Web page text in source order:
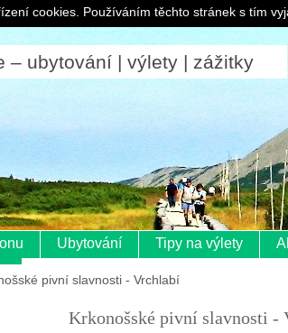
– ubytování | výlety | zážitky
Ubytování Tipy na výlety
pivní slavnosti - Vrchlabí
Krkonošské pivní slavnosti -
cookies. Používáním těchto stránek s tím